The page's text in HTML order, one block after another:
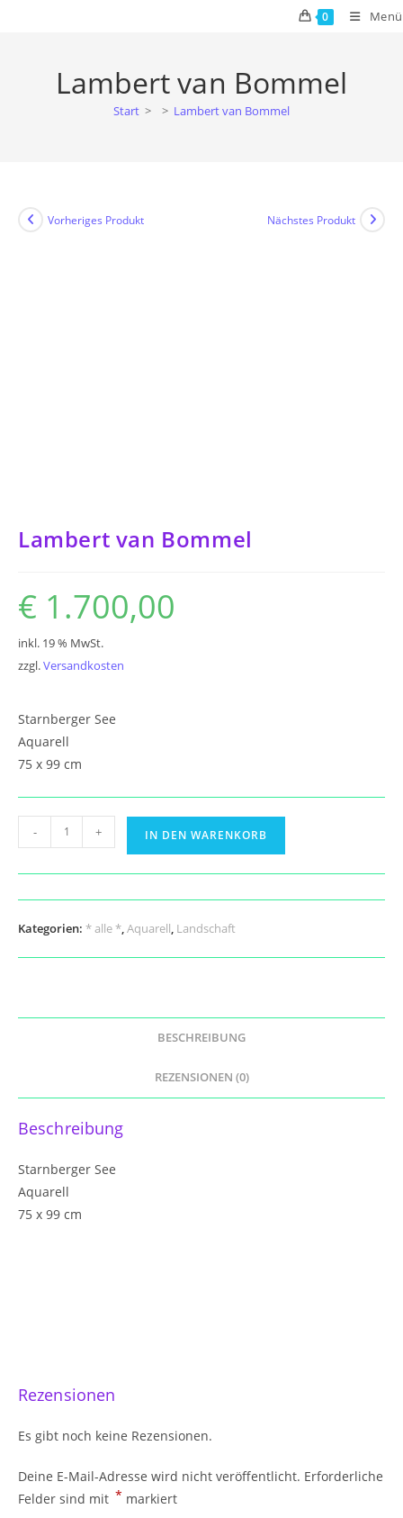
0 Menü
Lambert van Bommel
Start > > Lambert van Bommel
Vorheriges Produkt Nächstes Produkt
Lambert van Bommel
€ 1.700,00
inkl. 19 % MwSt.
zzgl.Versandkosten
Starnberger See
Aquarell
75 x 99 cm
Lambert
van
Bommel
- + IN DEN WARENKORB
Kategorien: * alle *,Aquarell, Landschaft
BESCHREIBUNG
REZENSIONEN (0)
Beschreibung
Starnberger See
Aquarell
75 x 99 cm
Rezensionen
Es gibt noch keine Rezensionen.
Deine E-Mail-Adresse wird nicht veröffentlicht. Erforderliche
Felder sind mit * markiert